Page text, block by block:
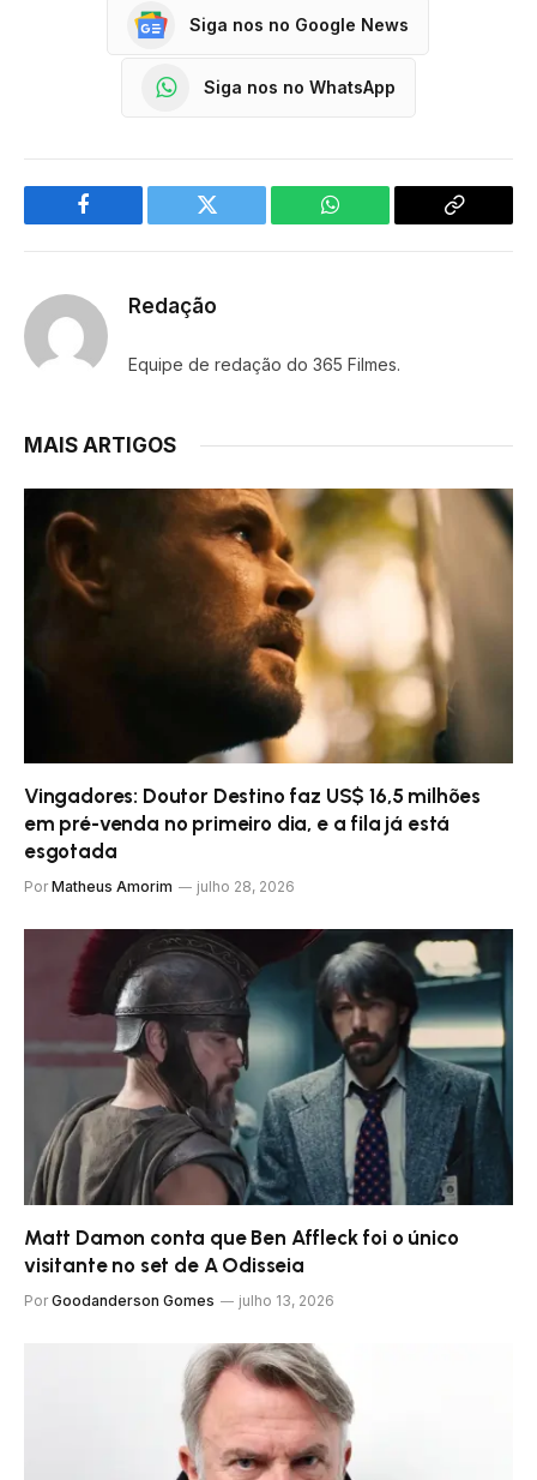
Siga nos no Google News
Siga nos no WhatsApp
Facebook Twitter WhatsApp
Copy
Redação
Equipe de redação do 365 Filmes.
MAIS ARTIGOS
Vingadores: Doutor Destino faz US$ 16,5 milhões
em pré-venda no primeiro dia, e a fila já está
esgotada
Por Matheus Amorim julho 28, 2026
Matt Damon conta que Ben Affleck foi o único
visitante no set de A Odisseia
Por Goodanderson Gomes julho 13, 2026